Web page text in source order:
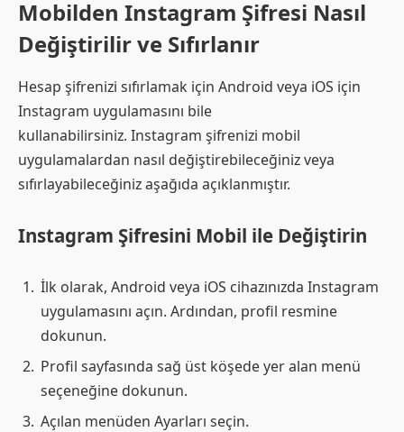
Mobilden Instagram Şifresi Nasıl
Değiştirilir ve Sıfırlanır
Hesap şifrenizi sıfırlamak için Android veya iOS için
Instagram uygulamasını bile
kullanabilirsiniz. Instagram şifrenizi mobil
uygulamalardan nasıl değiştirebileceğiniz veya
sıfırlayabileceğiniz aşağıda açıklanmıştır.
Instagram Şifresini Mobil ile Değiştirin
İlk olarak, Android veya iOS cihazınızda Instagram
uygulamasını açın. Ardından, profil resmine
dokunun.
Profil sayfasında sağ üst köşede yer alan menü
seçeneğine dokunun.
Açılan menüden Ayarları seçin.